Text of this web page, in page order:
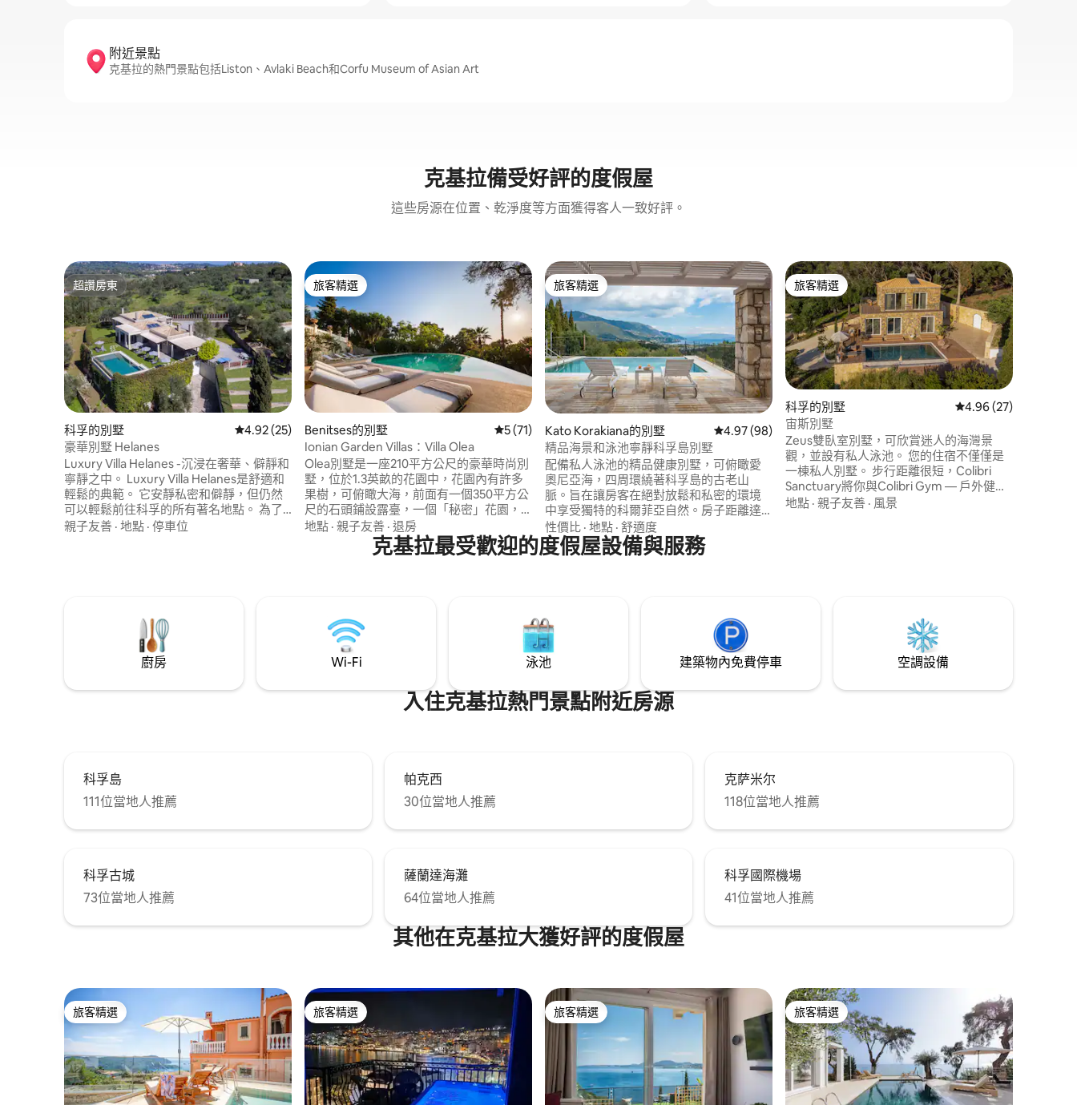
附近景點
克基拉的熱門景點包括Liston、Avlaki Beach和Corfu Museum of Asian Art
克基拉備受好評的度假屋
這些房源在位置、乾淨度等方面獲得客人一致好評。
超讚房東
超讚房東
科孚的別墅 從 25 則評價中獲得 4.92 的平均評分（滿分 5 分）
4.92 (25)
豪華別墅 Helanes
Luxury Villa Helanes -沉浸在奢華、僻靜和
寧靜之中。 Luxury Villa Helanes是舒適和
輕鬆的典範。 它安靜私密和僻靜，但仍然
可以輕鬆前往科孚的所有著名地點。 為了
娛樂而建造，在科孚度假時沒有任何您想
親子友善 · 地點 · 停車位
旅客精選
旅客精選
Benitses的別墅 從 71 則評價中獲得 5 的平均評分（滿分 5 分）
5 (71)
Ionian Garden Villas：Villa Olea
Olea別墅是一座210平方公尺的豪華時尚別
墅，位於1.3英畝的花園中，花園內有許多
果樹，可俯瞰大海，前面有一個350平方公
尺的石頭鋪設露臺，一個「秘密」花園，
可欣賞壯麗的海景和一個50平方公尺的私
人無邊際泳池。對於那些想在假期中享受
寧靜優質時光的人來說，這是一個絕佳的
地點 · 親子友善 · 退房
旅客精選
旅客精選
Kato Korakiana的別墅 從 98 則評價中獲得 4.97 的平均評分（滿分 5 分）
4.97 (98)
精品海景和泳池寧靜科孚島別墅
配備私人泳池的精品健康別墅，可俯瞰愛
奧尼亞海，四周環繞著科孚島的古老山
脈。旨在讓房客在絕對放鬆和私密的環境
中享受獨特的科爾菲亞自然。房子距離達
西亞海灘和伊普索斯海灘僅5分鐘車程，距
離巴爾巴蒂海灘和許多更美妙的海灘7公
里。距離科孚鎮、機場和主要港口僅20分
性價比 · 地點 · 舒適度
旅客精選
旅客精選
科孚的別墅 從 27 則評價中獲得
4.96 (27)
宙斯別墅
Zeus雙臥室別墅，可欣賞迷人的海灣景
觀，並設有私人泳池。 您的住宿不僅僅是
一棟私人別墅。 步行距離很短，Colibri
Sanctuary將你與Colibri Gym — 戶外健身
公園和健身森林、全景海景健康中心、共
地點 · 親子友善 · 風景
克基拉最受歡迎的度假屋設備與服務
廚房 Wi-Fi 泳池 建築物內免費停車 空調設備
入住克基拉熱門景點附近房源
科孚島
111位當地人推薦
帕克西
30位當地人推薦
克萨米尔
118位當地人推薦
科孚古城
73位當地人推薦
薩蘭達海灘
64位當地人推薦
科孚國際機場
41位當地人推薦
其他在克基拉大獲好評的度假屋
旅客精選
旅客精選 旅客精選
旅客精選 旅客精選
旅客精選 旅客精選
旅客精選